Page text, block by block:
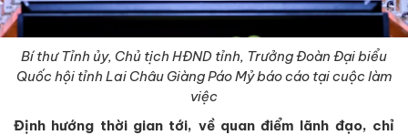
Bí thư Tỉnh ủy, Chủ tịch HĐND tỉnh, Trưởng Đoàn Đại biểu
Quốc hội tỉnh Lai Châu Giàng Páo Mỷ báo cáo tại cuộc làm
việc
Định hướng thời gian tới, về quan điểm lãnh đạo, chỉ